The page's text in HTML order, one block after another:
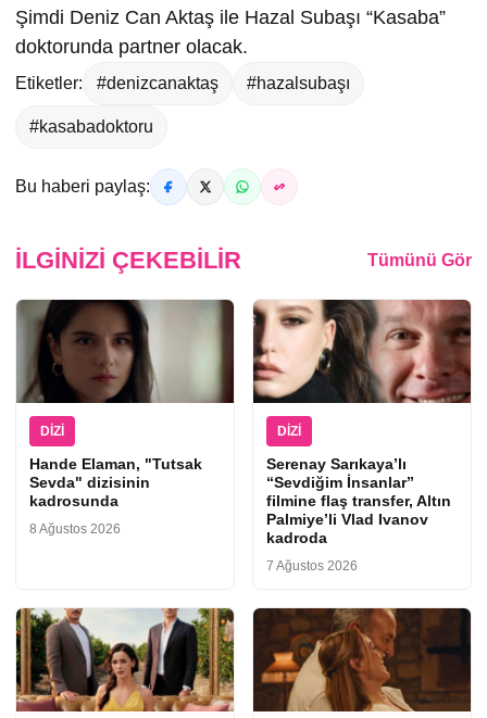
Şimdi Deniz Can Aktaş ile Hazal Subaşı “Kasaba”
doktorunda partner olacak.
Etiketler: #denizcanaktaş #hazalsubaşı
#kasabadoktoru
Bu haberi paylaş:
İLGINIZI ÇEKEBILIR Tümünü Gör
DIZI
Hande Elaman, "Tutsak
Sevda" dizisinin
kadrosunda
8 Ağustos 2026
DIZI
Serenay Sarıkaya’lı
“Sevdiğim İnsanlar”
filmine flaş transfer, Altın
Palmiye’li Vlad Ivanov
kadroda
7 Ağustos 2026